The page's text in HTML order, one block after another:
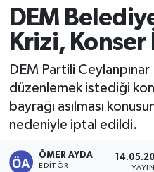
DEM
Krizi,
DEM Partili Ceylanpınar
düzenlemek istediği
bayrağı asılması
nedeniyle iptal edildi.
ÖMER AYDA
EDITÖR
Ekonomi
Şırnak
Sağlık
Eğitim
Şirnak Namaz
Şırnak Trafik
Süper Lig Puan
Tüm Manşetler
Son Dakika Haberleri